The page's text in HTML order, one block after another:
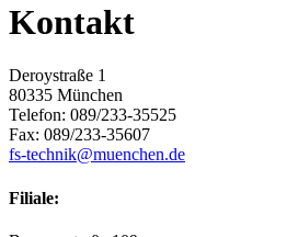
Kontakt
Deroystraße 1
80335 München
Telefon: 089/233-35525
Fax: 089/233-35607
fs-technik@muenchen.de
Filiale: